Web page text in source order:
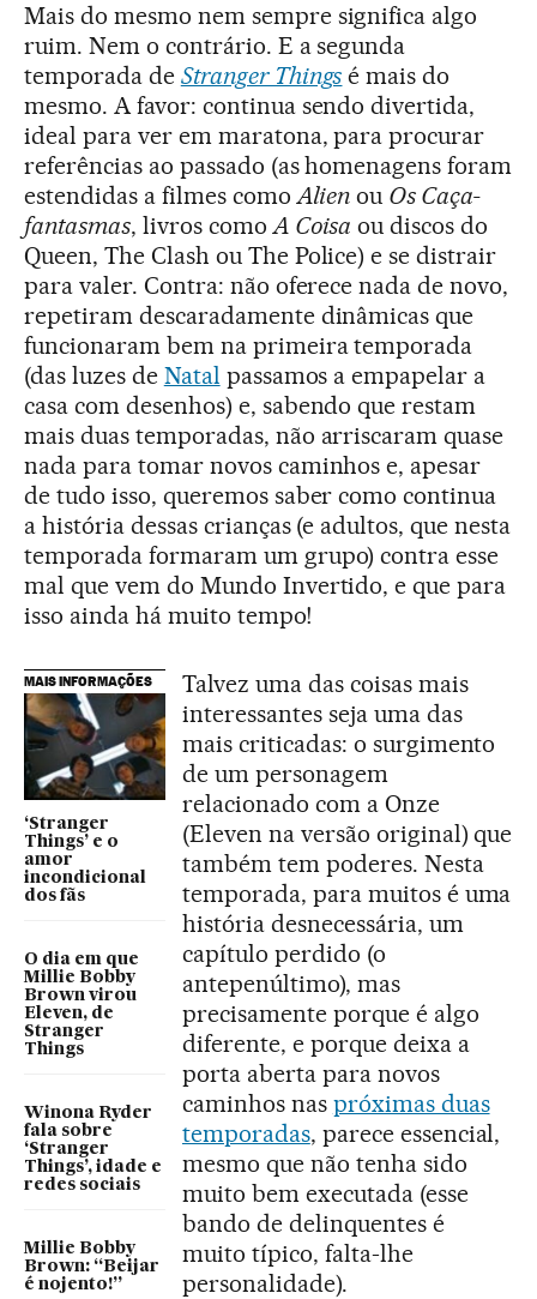
Mais do mesmo nem sempre significa algo
ruim. Nem o contrário. E a segunda
temporada de Stranger Things é mais do
mesmo. A favor: continua sendo divertida,
ideal para ver em maratona, para procurar
referências ao passado (as homenagens foram
estendidas a filmes comoAlien ou Os Caça-
fantasmas, livros comoA Coisa ou discos do
Queen, The Clash ou The Police) e se distrair
para valer. Contra: não oferece nada de novo,
repetiram descaradamente dinâmicas que
funcionaram bem na primeira temporada
(das luzes de Natal passamos a empapelar a
casa com desenhos) e, sabendo que restam
mais duas temporadas, não arriscaram quase
nada para tomar novos caminhos e, apesar
de tudo isso, queremos saber como continua
a história dessas crianças (e adultos, que nesta
temporada formaram um grupo) contra esse
mal que vem do Mundo Invertido, e que para
isso ainda há muito tempo!
MAIS INFORMAÇÕES
‘Stranger
Things’ e o
amor
incondicional
dos fãs
O dia em que
Millie Bobby
Brown virou
Eleven, de
Stranger
Things
Winona Ryder
fala sobre
‘Stranger
Things’, idade e
redes sociais
Millie Bobby
Brown: “Beijar
é nojento!”
Talvez uma das coisas mais
interessantes seja uma das
mais criticadas: o surgimento
de um personagem
relacionado com a Onze
(Eleven na versão original) que
também tem poderes. Nesta
temporada, para muitos é uma
história desnecessária, um
capítulo perdido (o
antepenúltimo), mas
precisamente porque é algo
diferente, e porque deixa a
porta aberta para novos
caminhos nas próximas duas
temporadas, parece essencial,
mesmo que não tenha sido
muito bem executada (esse
bando de delinquentes é
muito típico, falta-lhe
personalidade).